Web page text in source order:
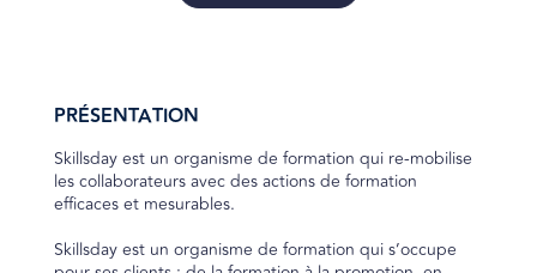
PRÉSENTATION
Skillsday est un organisme de formation qui re-mobilise
les collaborateurs avec des actions de formation
efficaces et mesurables.
Skillsday est un organisme de formation qui s’occupe